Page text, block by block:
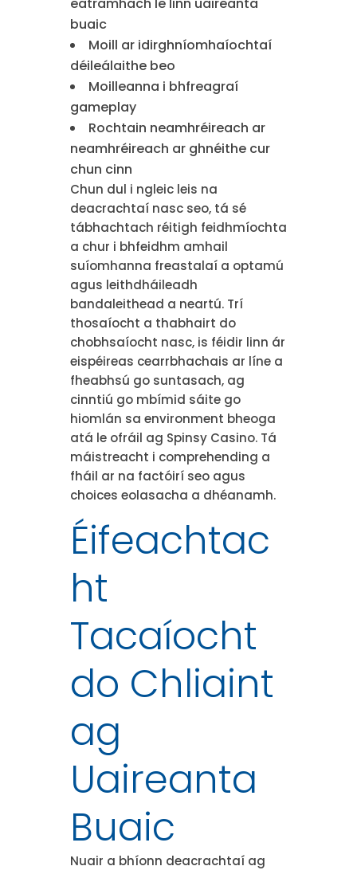
buaic
Moill ar idirghníomhaíochtaí
déileálaithe beo
Moilleanna i bhfreagraí
gameplay
Rochtain neamhréireach ar
neamhréireach ar ghnéithe cur
chun cinn
Chun dul i ngleic leis na
deacrachtaí nasc seo, tá sé
tábhachtach réitigh feidhmíochta
a chur i bhfeidhm amhail
suíomhanna freastalaí a optamú
agus leithdháileadh
bandaleithead a neartú. Trí
thosaíocht a thabhairt do
chobhsaíocht nasc, is féidir linn ár
eispéireas cearrbhachais ar líne a
fheabhsú go suntasach, ag
cinntiú go mbímid sáite go
hiomlán sa environment bheoga
atá le ofráil ag Spinsy Casino. Tá
máistreacht i comprehending a
fháil ar na factóirí seo agus
choices eolasacha a dhéanamh.
Éifeachtac
ht
Tacaíocht
do Chliaint
ag
Uaireanta
Buaic
Nuair a bhíonn deacrachtaí ag